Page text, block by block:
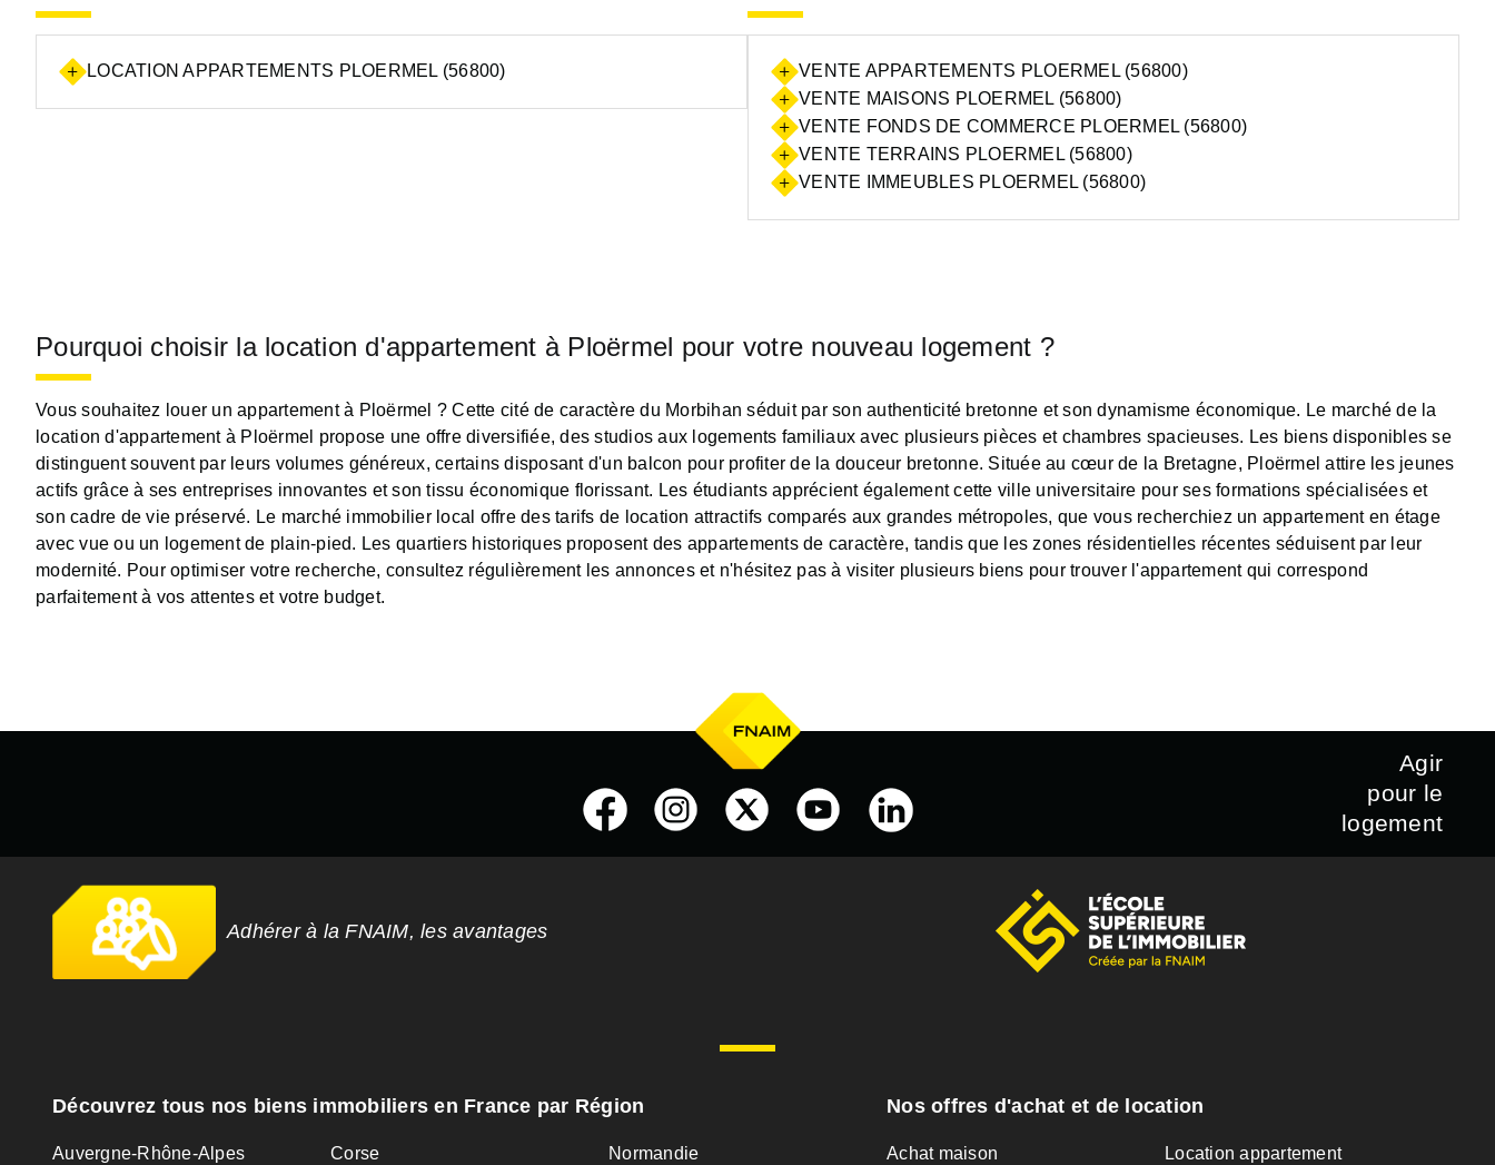
LOCATION APPARTEMENTS PLOERMEL (56800)
VENTE APPARTEMENTS PLOERMEL (56800)
VENTE MAISONS PLOERMEL (56800)
VENTE FONDS DE COMMERCE PLOERMEL (56800)
VENTE TERRAINS PLOERMEL (56800)
VENTE IMMEUBLES PLOERMEL (56800)
Pourquoi choisir la location d'appartement à Ploërmel pour votre nouveau logement ?
Vous souhaitez louer un appartement à Ploërmel ? Cette cité de caractère du Morbihan séduit par son authenticité bretonne et son dynamisme économique. Le marché de la
location d'appartement à Ploërmel propose une offre diversifiée, des studios aux logements familiaux avec plusieurs pièces et chambres spacieuses. Les biens disponibles se
distinguent souvent par leurs volumes généreux, certains disposant d'un balcon pour profiter de la douceur bretonne. Située au cœur de la Bretagne, Ploërmel attire les jeunes
actifs grâce à ses entreprises innovantes et son tissu économique florissant. Les étudiants apprécient également cette ville universitaire pour ses formations spécialisées et
son cadre de vie préservé. Le marché immobilier local offre des tarifs de location attractifs comparés aux grandes métropoles, que vous recherchiez un appartement en étage
avec vue ou un logement de plain-pied. Les quartiers historiques proposent des appartements de caractère, tandis que les zones résidentielles récentes séduisent par leur
modernité. Pour optimiser votre recherche, consultez régulièrement les annonces et n'hésitez pas à visiter plusieurs biens pour trouver l'appartement qui correspond
parfaitement à vos attentes et votre budget.
Agir
pour le
logement
Adhérer à la FNAIM, les avantages
Découvrez tous nos biens immobiliers en France par Région
Auvergne-Rhône-Alpes Corse Normandie
Nos offres d'achat et de location
Achat maison Location appartement